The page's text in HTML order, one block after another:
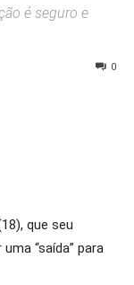
é seguro e
0
que seu
“saída” para